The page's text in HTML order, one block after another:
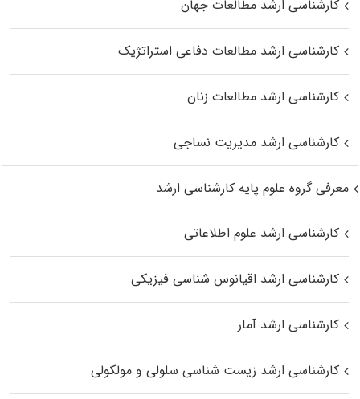
کارشناسی ارشد مطالعات جهان
کارشناسی ارشد مطالعات دفاعی استراتژیک
کارشناسی ارشد مطالعات زنان
کارشناسی ارشد مدیریت نساجی
معرفی گروه علوم پایه کارشناسی ارشد
کارشناسی ارشد علوم اطلاعاتی
کارشناسی ارشد اقیانوس‌ شناسی فیزیکی
کارشناسی ارشد آمار
کارشناسی ارشد زیست شناسی سلولی و مولکولی